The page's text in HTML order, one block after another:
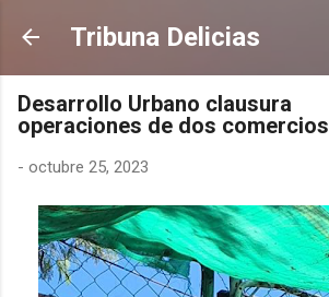
Ir al contenido principal
Tribuna Delicias
Desarrollo Urbano clausura
operaciones de dos comercios
- octubre 25, 2023